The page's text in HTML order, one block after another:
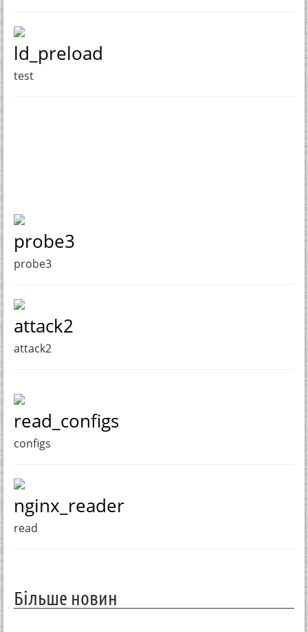
ld_preload
test
probe3
probe3
attack2
attack2
read_configs
configs
nginx_reader
read
Більше новин